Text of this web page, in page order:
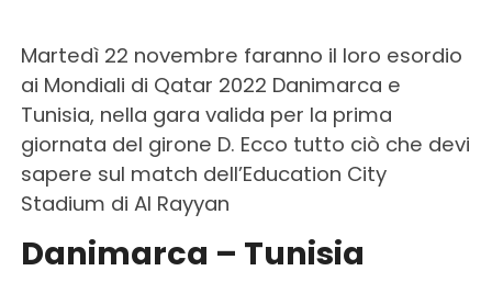
Martedì 22 novembre faranno il loro esordio
ai Mondiali di Qatar 2022 Danimarca e
Tunisia, nella gara valida per la prima
giornata del girone D. Ecco tutto ciò che devi
sapere sul match dell’Education City
Stadium di Al Rayyan
Danimarca – Tunisia